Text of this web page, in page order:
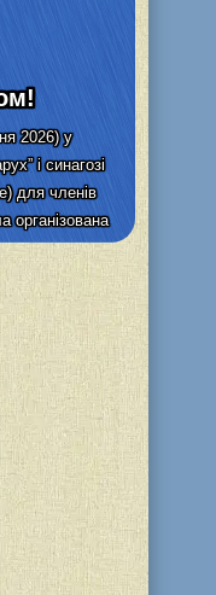
2026) у
і синагозі
для членів
організована